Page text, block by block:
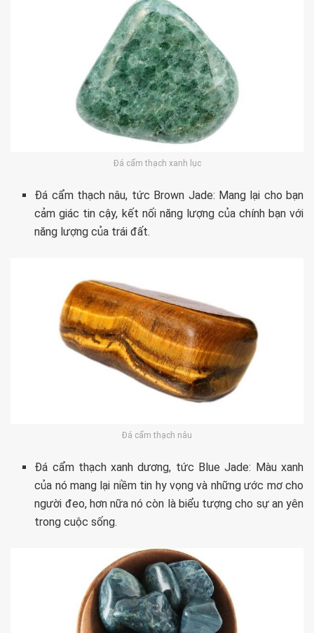
Đá cẩm thạch xanh lục
Đá cẩm thạch nâu, tức Brown Jade: Mang lại cho bạn
cảm giác tin cậy, kết nối năng lượng của chính bạn với
năng lượng của trái đất.
Đá cẩm thạch nâu
Đá cẩm thạch xanh dương, tức Blue Jade: Màu xanh
của nó mang lại niềm tin hy vọng và những ước mơ cho
người đeo, hơn nữa nó còn là biểu tượng cho sự an yên
trong cuộc sống.